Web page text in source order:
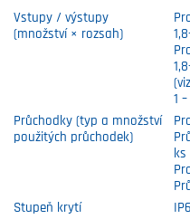
Vstupy / výstupy
(množství × rozsah)
1
Průchodky (typ a množství
použitých průchodek)
ks
Stupeň krytí